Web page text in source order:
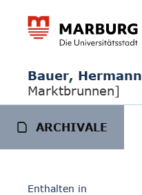
Bauer, Hermann
Marktbrunnen]
ARCHIVALE
Enthalten in